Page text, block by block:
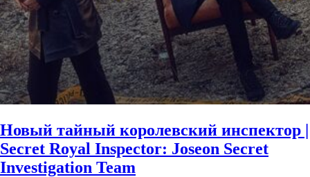
Новый тайный королевский инспектор |
Secret Royal Inspector: Joseon Secret
Investigation Team